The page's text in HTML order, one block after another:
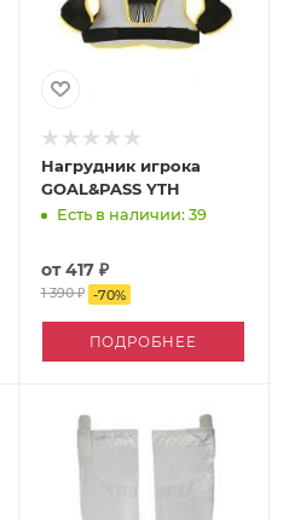
Нагрудник игрока
GOAL&PASS YTH
Есть в наличии: 39
от417 ₽
1 390 ₽ -70%
ПОДРОБНЕЕ